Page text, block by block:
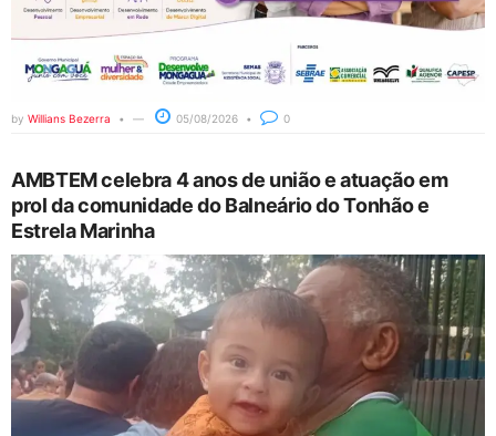
by Willians Bezerra 05/08/2026 0
AMBTEM celebra 4 anos de união e atuação em
prol da comunidade do Balneário do Tonhão e
Estrela Marinha